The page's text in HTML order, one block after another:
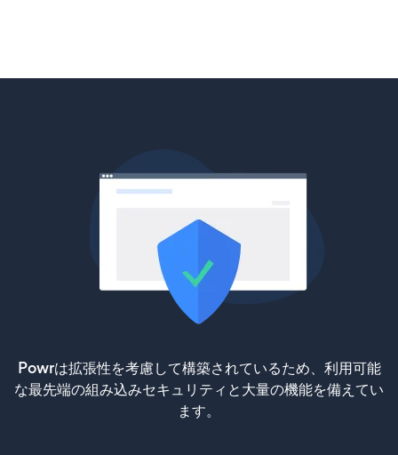
Powrは拡張性を考慮して構築されているため、利用可能
な最先端の組み込みセキュリティと大量の機能を備えてい
ます。